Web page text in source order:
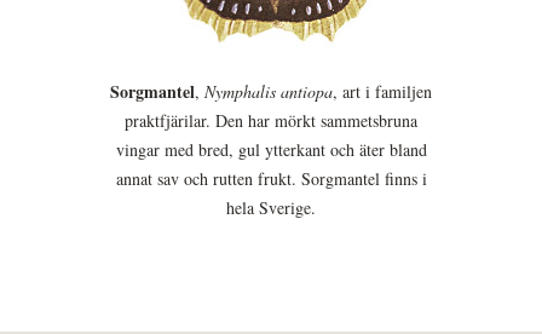
Sorgmantel, Nymphalis antiopa, art i familjen
praktfjärilar. Den har mörkt sammetsbruna
vingar med bred, gul ytterkant och äter bland
annat sav och rutten frukt. Sorgmantel finns i
hela Sverige.